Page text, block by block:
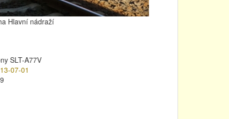
Hlavní nádraží
SLT-A77V
07-01